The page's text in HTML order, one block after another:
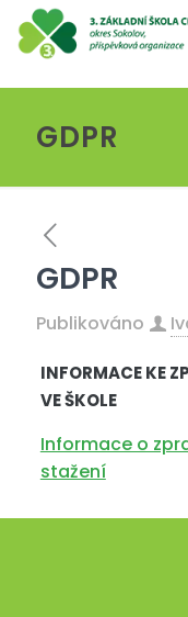
GDPR
GDPR
Publikováno
INFORMACE KE
VE ŠKOLE
Informace o
stažení